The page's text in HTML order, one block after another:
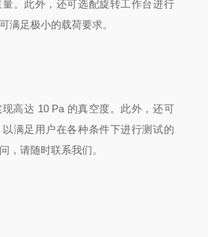
。此外，还可选配旋转工作台进行
满足极小的载荷要求。
高达 10 Pa 的真空度。此外，还可
满足用户在各种条件下进行测试的
，请随时联系我们。